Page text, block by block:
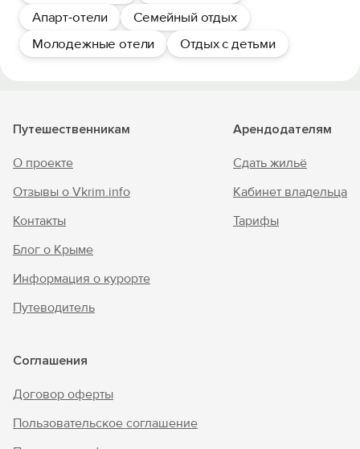
Апарт-отели
Семейный отдых
Молодежные отели
Отдых с детьми
Путешественникам
О проекте
Отзывы о Vkrim.info
Контакты
Блог о Крыме
Информация о курорте
Путеводитель
Арендодателям
Сдать жильё
Кабинет владельца
Тарифы
Соглашения
Договор оферты
Пользовательское соглашение